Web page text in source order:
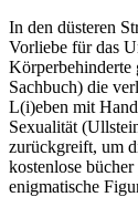
In den düsteren
Vorliebe für das
Körperbehinderte
Sachbuch) die
L(i)eben mit
Sexualität
zurückgreift, um
kostenlose
enigmatische